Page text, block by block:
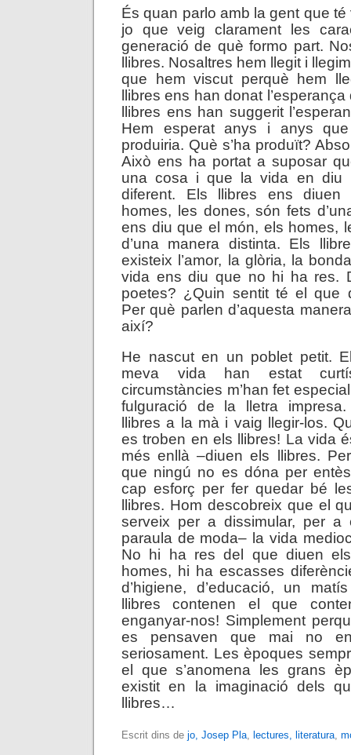
És quan parlo amb la gent que
jo que veig clarament les
generació de què formo part.
llibres. Nosaltres hem llegit i
que hem viscut perquè hem
llibres ens han donat
llibres ens han suggerit
Hem esperat anys i anys
produiria. Què s’ha produït?
Això ens ha portat a suposar
una cosa i que la vida en diu
diferent. Els llibres ens
homes, les dones, són fets
ens diu que el món, els homes,
d’una manera distinta. Els
existeix l’amor, la glòria, la
vida ens diu que no hi ha res.
poetes? ¿Quin sentit té el que
Per què parlen d’aquesta
així?
He nascut en un poblet petit.
meva vida han estat
circumstàncies m’han fet
fulguració de la lletra
llibres a la mà i vaig llegir-los.
es troben en els llibres! La vida
més enllà –diuen els llibres.
que ningú no es dóna per
cap esforç per fer quedar bé
llibres. Hom descobreix que el
serveix per a dissimular, per a
paraula de moda– la vida
No hi ha res del que diuen
homes, hi ha escasses
d’higiene, d’educació, un
llibres contenen el que
enganyar-nos! Simplement
es pensaven que mai no
seriosament. Les èpoques
el que s’anomena les grans
existit en la imaginació dels
llibres…
Escrit dins de jo, Josep Pla, lectures, literatura,